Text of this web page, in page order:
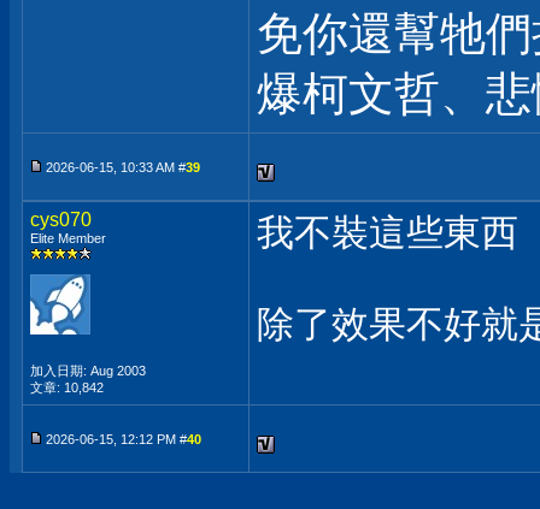
免你還幫牠
爆柯文哲、
2026-06-15, 10:33 AM #39
cys070
Elite Member
加入日期: Aug 2003
文章: 10,842
我不裝這些東西
除了效果不好就
2026-06-15, 12:12 PM #40